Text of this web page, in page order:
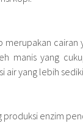
merupakan
manis yang
air yang lebih
enzim